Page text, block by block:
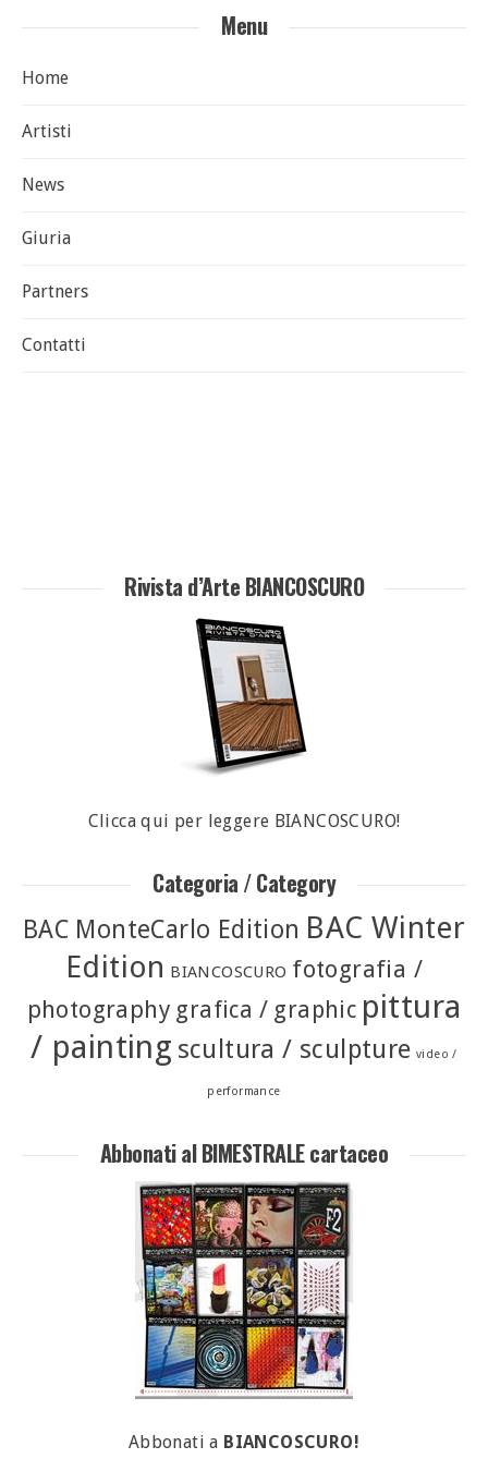
Menu
Home
Artisti
News
Giuria
Partners
Contatti
Rivista d’Arte BIANCOSCURO
Clicca qui per leggere BIANCOSCURO!
Categoria / Category
BAC MonteCarlo Edition BAC Winter
Edition BIANCOSCURO fotografia /
photography grafica / graphic pittura
/ painting scultura / sculpture video /
performance
Abbonati al BIMESTRALE cartaceo
Abbonati a BIANCOSCURO!